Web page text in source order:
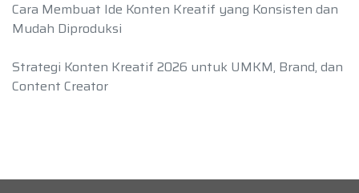
Cara Membuat Ide Konten Kreatif yang Konsisten dan
Mudah Diproduksi
Strategi Konten Kreatif 2026 untuk UMKM, Brand, dan
Content Creator